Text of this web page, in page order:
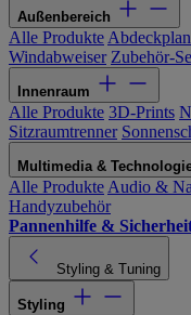
Außenbereich
Alle Produkte
Windabweiser Zubehör-
Innenraum
Alle Produkte 3D-Prints
Sitzraumtrenner
Multimedia &
Alle Produkte Audio &
Handyzubehör
Pannenhilfe &
Styling & Tuning
Styling